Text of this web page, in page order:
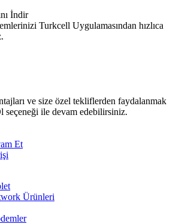
İndir
Turkcell Uygulamasından hızlıca
ve size özel tekliflerden faydalanmak
ile devam edebilirsiniz.
Et
Ürünleri